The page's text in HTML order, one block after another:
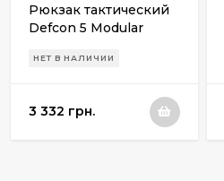
Рюкзак тактический
Defcon 5 Modular
Italiano)
НЕТ В НАЛИЧИИ
3 332 грн.